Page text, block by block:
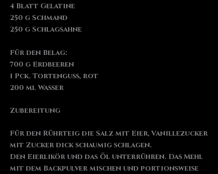
4 Blatt Gelatine
250 g Schmand
250 g Schlagsahne
Für den Belag:
700 g Erdbeeren
1 Pck. Tortenguss, rot
200 ml Wasser
Zubereitung
Für den Rührteig die Salz mit Eier, Vanillezucker
mit Zucker dick schaumig schlagen.
Den Eierlikör und das Öl unterrühren. Das Mehl
mit dem Backpulver mischen und portionsweise